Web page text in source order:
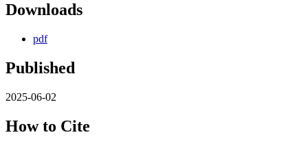
Downloads
pdf
Published
2025-06-02
How to Cite